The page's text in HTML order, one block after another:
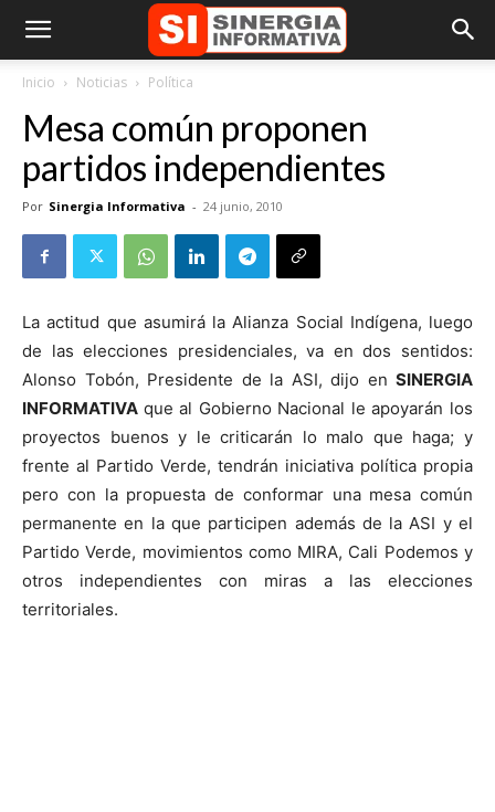
Inicio Noticias Política
Mesa común proponen
partidos independientes
Por Sinergia Informativa - 24 junio, 2010
La actitud que asumirá la Alianza Social Indígena, luego
de las elecciones presidenciales, va en dos sentidos:
Alonso Tobón, Presidente de la ASI, dijo en SINERGIA
INFORMATIVA que al Gobierno Nacional le apoyarán los
proyectos buenos y le criticarán lo malo que haga; y
frente al Partido Verde, tendrán iniciativa política propia
pero con la propuesta de conformar una mesa común
permanente en la que participen además de la ASI y el
Partido Verde, movimientos como MIRA, Cali Podemos y
otros independientes con miras a las elecciones
territoriales.